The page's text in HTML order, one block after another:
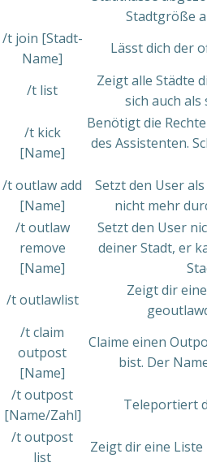
Stadtgröße
/t join [Stadt-
Name]
Lässt dich der
/t list
Zeigt alle Städte
sich auch
/t kick
[Name]
Benötigt die
des Assistenten.
/t outlaw add
[Name]
Setzt den User
nicht mehr
/t outlaw
remove
[Name]
Setzt den User
deiner Stadt, er
/t outlawlist
Zeigt dir
/t claim
outpost
[Name]
Claime einen
bist. Der
/t outpost
[Name/Zahl]
Teleportiert
/t outpost
list
Zeigt dir eine